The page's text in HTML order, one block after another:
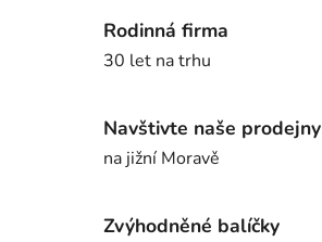
Rodinná firma
30 let na trhu
Navštivte naše prodejny
na jižní Moravě
Zvýhodněné balíčky